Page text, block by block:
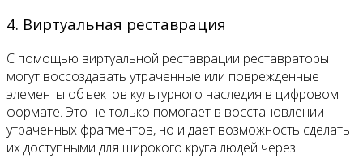
4. Виртуальная реставрация
С помощью виртуальной реставрации реставраторы
могут воссоздавать утраченные или поврежденные
элементы объектов культурного наследия в цифровом
формате. Это не только помогает в восстановлении
утраченных фрагментов, но и дает возможность сделать
их доступными для широкого круга людей через